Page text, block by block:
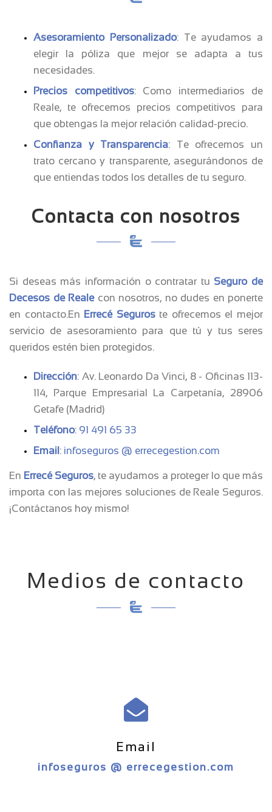
Asesoramiento Personalizado: Te ayudamos a
elegir la póliza que mejor se adapta a tus
necesidades.
Precios competitivos: Como intermediarios de
Reale, te ofrecemos precios competitivos para
que obtengas la mejor relación calidad-precio.
Confianza y Transparencia: Te ofrecemos un
trato cercano y transparente, asegurándonos de
que entiendas todos los detalles de tu seguro.
Contacta con nosotros
Si deseas más información o contratar tu Seguro de
Decesos de Realecon nosotros, no dudes en ponerte
en contacto.En Errecé Seguroste ofrecemos el mejor
servicio de asesoramiento para que tú y tus seres
queridos estén bien protegidos.
Dirección: Av. Leonardo Da Vinci, 8 - Oficinas 113-
114, Parque Empresarial La Carpetanía, 28906
Getafe (Madrid)
Teléfono: 91 491 65 33
Email: infoseguros @ errecegestion.com
En Errecé Seguros, te ayudamos a proteger lo que más
importa con las mejores soluciones de Reale Seguros.
¡Contáctanos hoy mismo!
Medios de contacto
Email
infoseguros @ errecegestion.com